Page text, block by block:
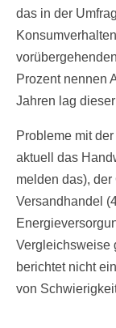
das in der
Prozent nennen
Jahren lag
Probleme mit
aktuell das
melden das),
Versandhandel
Vergleichsweise
berichtet nicht
von